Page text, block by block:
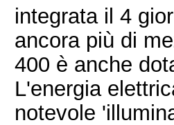
integrata il 4
ancora più di
400 è anche
L'energia
notevole